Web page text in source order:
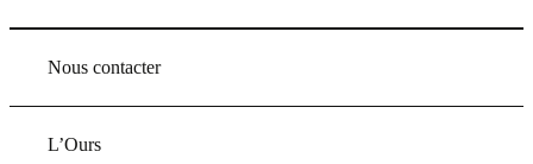
Nous contacter
L’Ours